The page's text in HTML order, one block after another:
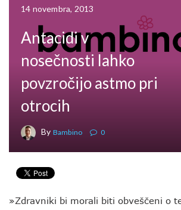
14 novembra, 2013
Antacidi v
nosečnosti lahko
povzročijo astmo pri
otrocih
By Bambino 0
»Zdravniki bi morali biti obveščeni o